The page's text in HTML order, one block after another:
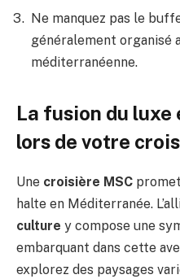
Ne manquez pas le
généralement organisé
méditerranéenne.
La fusion du luxe
lors de votre
Une croisière MSC
halte en Méditerranée.
culture y compose une
embarquant dans cette
explorez des paysages